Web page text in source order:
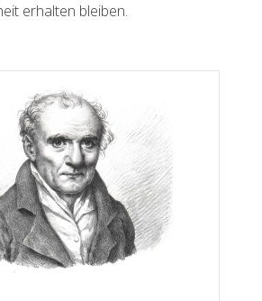
erhalten bleiben.